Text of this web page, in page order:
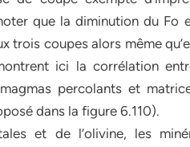
que la diminution du Fo
trois coupes alors même
ici la corrélation
percolants et
dans la figure 6.110).
et de l’olivine, les